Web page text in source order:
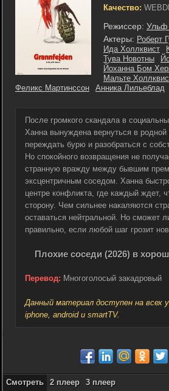
Качество:
Режиссер:
Актеры: Роберт
Ида Холлквист
Тува Новотны
Йоханна Бом
Мальте
Феликс Мартинссон
Анника Лильеблад
После громкого скандала в
Ханна вынуждена вернуться в родной
переждать бурю и разобраться с
Но спокойного возвращения не
странную вражду между бывшим
эксцентричным соседом. Ханна
центре конфликта, где каждый ждет,
сторону. Чем сильнее накаляются
оставаться нейтральной. Но сможет
правильно, если любой шаг грозит
Плохие соседи (2026) в
Перевод: Многоголосый закадровый
Данный материал доступен на всех
iphone, android и smartTV.
Смотреть 2 плеер 3 плеер